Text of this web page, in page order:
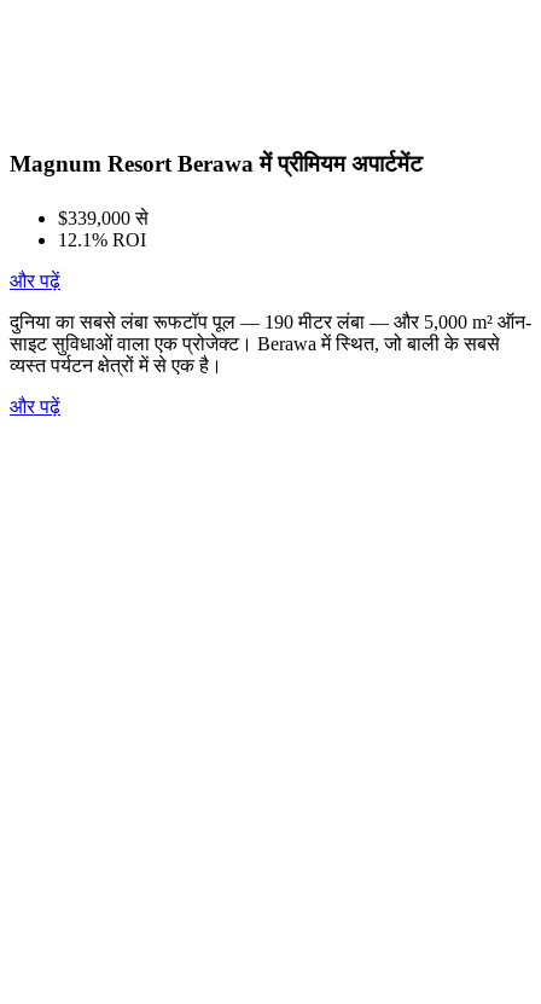
Magnum Resort Berawa में प्रीमियम अपार्टमेंट
$339,000 से
12.1% ROI
और पढ़ें
दुनिया का सबसे लंबा रूफटॉप पूल — 190 मीटर लंबा — और 5,000 m² ऑन-
साइट सुविधाओं वाला एक प्रोजेक्ट। Berawa में स्थित, जो बाली के सबसे
व्यस्त पर्यटन क्षेत्रों में से एक है।
और पढ़ें